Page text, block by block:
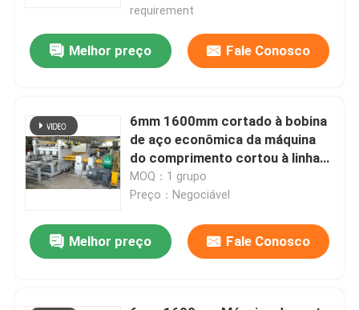
requirement
Melhor preço Fale Conosco
6mm 1600mm cortado à bobina
de aço econômica da máquina
do comprimento cortou à linha
do comprimento
MOQ：1 grupo
Preço：Negociável
Melhor preço Fale Conosco